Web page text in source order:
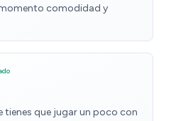
comodidad y
que jugar un poco con